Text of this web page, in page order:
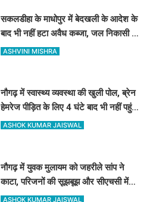
सकलडीहा के माधोपुर में बेदखली के आदेश के
बाद भी नहीं हटा अवैध कब्जा, जल निकासी बंद
होने से किसानों में भारी रोष
ASHVINI MISHRA
नौगढ़ में स्वास्थ्य व्यवस्था की खुली पोल, ब्रेन
हेमरेज पीड़ित के लिए 4 घंटे बाद भी नहीं पहुंची
108 एंबुलेंस
ASHOK KUMAR JAISWAL
नौगढ़ में युवक मुलायम को जहरीले सांप ने
काटा, परिजनों की सूझबूझ और सीएचसी में
तुरंत इलाज से बची जान
ASHOK KUMAR JAISWAL